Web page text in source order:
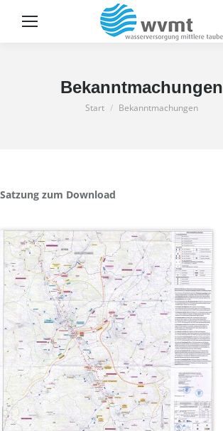
Bekanntmachungen
Sie befinden sich hier:
Start Bekanntmachungen
Satzung zum Download